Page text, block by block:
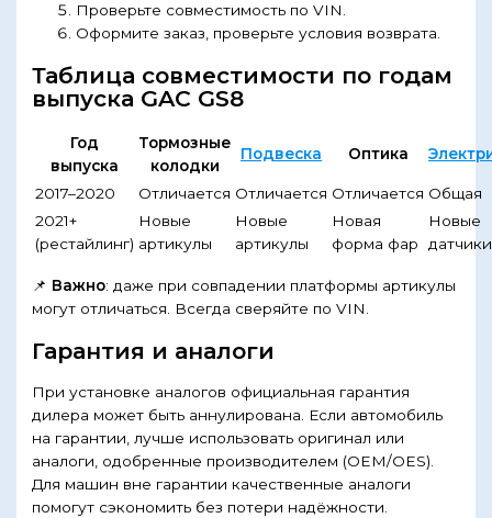
Проверьте совместимость по VIN.
Оформите заказ, проверьте условия возврата.
Таблица совместимости по годам
выпуска GAC GS8
Год
выпуска
Тормозные
колодки
Подвеска Оптика
2017–2020 Отличается Отличается Отличается Общая
2021+
(рестайлинг)
Новые
артикулы
Новые
артикулы
Новая
форма фар
Новые
датчики
📌 Важно: даже при совпадении платформы артикулы
могут отличаться. Всегда сверяйте по VIN.
Гарантия и аналоги
При установке аналогов официальная гарантия
дилера может быть аннулирована. Если автомобиль
на гарантии, лучше использовать оригинал или
аналоги, одобренные производителем (OEM/OES).
Для машин вне гарантии качественные аналоги
помогут сэкономить без потери надёжности.